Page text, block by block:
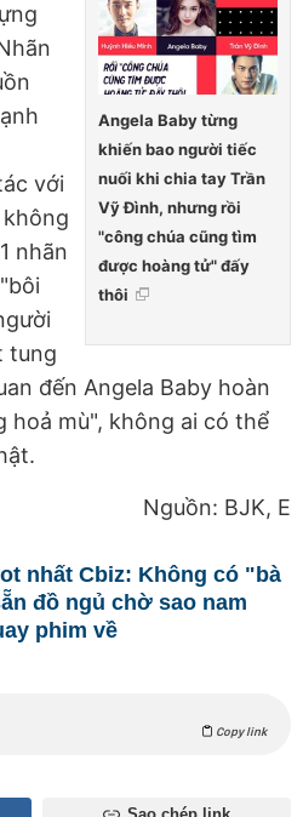
Angela Baby từng
khiến bao người tiếc
nuối khi chia tay Trần
Vỹ Đình, nhưng rồi
"công chúa cũng tìm
được hoàng tử" đấy
thôi
với
nhãn
tung
đến Angela Baby hoàn
hoả mù", không ai có thể
Nguồn: BJK, E
nhất Cbiz: Không có "bà
đồ ngủ chờ sao nam
phim về
Copy link